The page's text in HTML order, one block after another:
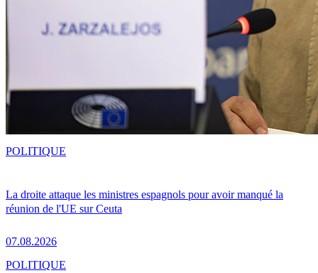
La droite attaque les ministres espagnols pour avoir manqué la
réunion de l'UE sur Ceuta
07.08.2026
POLITIQUE
POLITIQUE